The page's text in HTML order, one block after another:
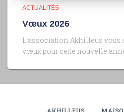
ACTUALITÉS
Vœux 2026
L’association Akhilleus
vœux pour cette nouvelle